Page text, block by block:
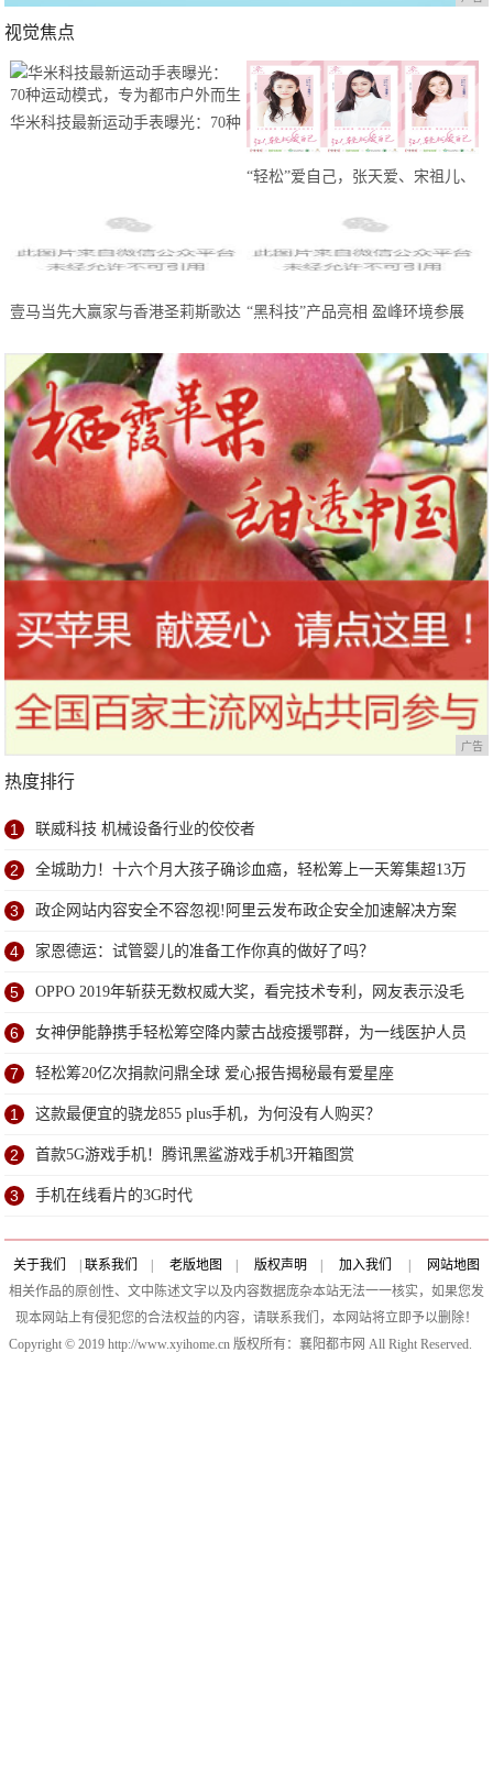
视觉焦点
华米科技最新运动手表曝光：70种
“轻松”爱自己，张天爱、宋祖儿、
壹马当先大赢家与香港圣莉斯歌达
未来
“黑科技”产品亮相 盈峰环境参展
广告
热度排行
1 联威科技 机械设备行业的佼佼者
2 全城助力！十六个月大孩子确诊血癌，轻松筹上一天筹集超13万
善款
3 政企网站内容安全不容忽视!阿里云发布政企安全加速解决方案
4 家恩德运：试管婴儿的准备工作你真的做好了吗？
5 OPPO 2019年斩获无数权威大奖，看完技术专利，网友表示没毛
病
6 女神伊能静携手轻松筹空降内蒙古战疫援鄂群，为一线医护人员
送超甜祝福
7 轻松筹20亿次捐款问鼎全球 爱心报告揭秘最有爱星座
1 这款最便宜的骁龙855 plus手机，为何没有人购买？
2 首款5G游戏手机！腾讯黑鲨游戏手机3开箱图赏
3 手机在线看片的3G时代
关于我们 联系我们 老版地图 版权声明 加入我们
网站地图
相关作品的原创性、文中陈述文字以及内容数据庞杂本站无法一一核实，如果您发
现本网站上有侵犯您的合法权益的内容，请联系我们，本网站将立即予以删除！
Copyright © 2019 http://www.xyihome.cn 版权所有：襄阳都市网 All Right Reserved.